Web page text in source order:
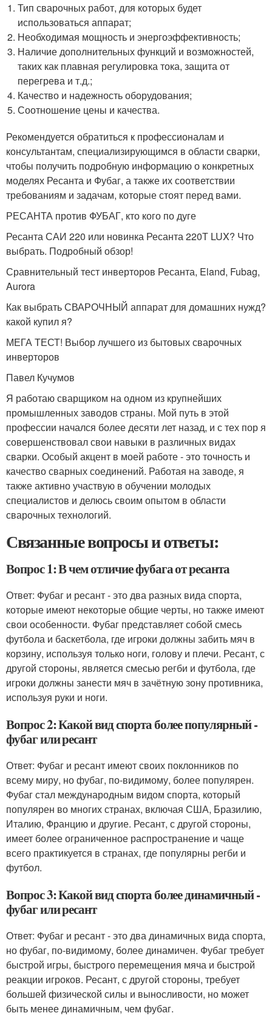
Тип сварочных работ, для которых будет
использоваться аппарат;
Необходимая мощность и энергоэффективность;
Наличие дополнительных функций и возможностей,
таких как плавная регулировка тока, защита от
перегрева и т.д.;
Качество и надежность оборудования;
Соотношение цены и качества.
Рекомендуется обратиться к профессионалам и
консультантам, специализирующимся в области сварки,
чтобы получить подробную информацию о конкретных
моделях Ресанта и Фубаг, а также их соответствии
требованиям и задачам, которые стоят перед вами.
РЕСАНТА против ФУБАГ, кто кого по дуге
Ресанта САИ 220 или новинка Ресанта 220Т LUX? Что
выбрать. Подробный обзор!
Сравнительный тест инверторов Ресанта, Eland, Fubag,
Aurora
Как выбрать СВАРОЧНЫЙ аппарат для домашних нужд?
какой купил я?
МЕГА ТЕСТ! Выбор лучшего из бытовых сварочных
инверторов
Павел Кучумов
Я работаю сварщиком на одном из крупнейших
промышленных заводов страны. Мой путь в этой
профессии начался более десяти лет назад, и с тех пор я
совершенствовал свои навыки в различных видах
сварки. Особый акцент в моей работе - это точность и
качество сварных соединений. Работая на заводе, я
также активно участвую в обучении молодых
специалистов и делюсь своим опытом в области
сварочных технологий.
Связанные вопросы и ответы:
Вопрос 1: В чем отличие фубага от ресанта
Ответ: Фубаг и ресант - это два разных вида спорта,
которые имеют некоторые общие черты, но также имеют
свои особенности. Фубаг представляет собой смесь
футбола и баскетбола, где игроки должны забить мяч в
корзину, используя только ноги, голову и плечи. Ресант, с
другой стороны, является смесью регби и футбола, где
игроки должны занести мяч в зачётную зону противника,
используя руки и ноги.
Вопрос 2: Какой вид спорта более популярный -
фубаг или ресант
Ответ: Фубаг и ресант имеют своих поклонников по
всему миру, но фубаг, по-видимому, более популярен.
Фубаг стал международным видом спорта, который
популярен во многих странах, включая США, Бразилию,
Италию, Францию и другие. Ресант, с другой стороны,
имеет более ограниченное распространение и чаще
всего практикуется в странах, где популярны регби и
футбол.
Вопрос 3: Какой вид спорта более динамичный -
фубаг или ресант
Ответ: Фубаг и ресант - это два динамичных вида спорта,
но фубаг, по-видимому, более динамичен. Фубаг требует
быстрой игры, быстрого перемещения мяча и быстрой
реакции игроков. Ресант, с другой стороны, требует
большей физической силы и выносливости, но может
быть менее динамичным, чем фубаг.